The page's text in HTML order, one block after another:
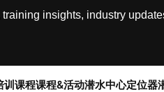
insights, industry
训课程课程&活动潜水中心定位器